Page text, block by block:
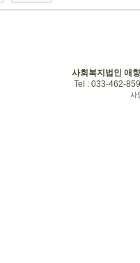
사회복지법인 애
Tel : 033-462-
사